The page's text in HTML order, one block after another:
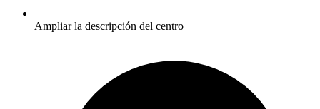
Ampliar la descripción del centro